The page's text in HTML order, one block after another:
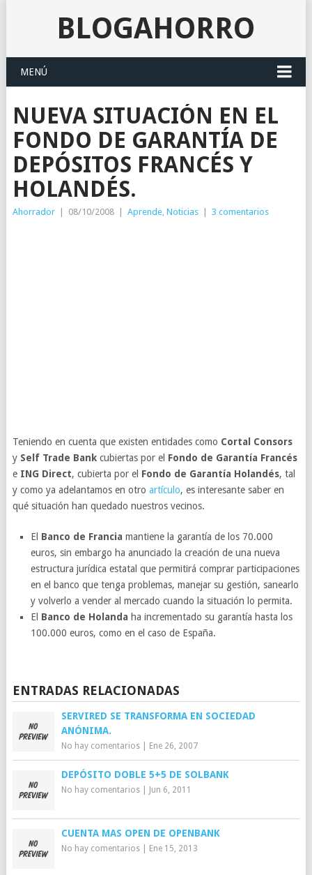
BLOGAHORRO
MENÚ
NUEVA SITUACIÓN EN EL
FONDO DE GARANTÍA DE
DEPÓSITOS FRANCÉS Y
HOLANDÉS.
Ahorrador 08/10/2008 Aprende, Noticias 3 comentarios
Teniendo en cuenta que existen entidades como Cortal Consors
y Self Trade Bankcubiertas por el Fondo de Garantía Francés
e ING Direct, cubierta por el Fondo de Garantía Holandés, tal
y como ya adelantamos en otro artículo, es interesante saber en
qué situación han quedado nuestros vecinos.
El Banco de Francia mantiene la garantía de los 70.000
euros, sin embargo ha anunciado la creación de una nueva
estructura jurídica estatal que permitirá comprar participaciones
en el banco que tenga problemas, manejar su gestión, sanearlo
y volverlo a vender al mercado cuando la situación lo permita.
El Banco de Holanda ha incrementado su garantía hasta los
100.000 euros, como en el caso de España.
ENTRADAS RELACIONADAS
SERVIRED SE TRANSFORMA EN SOCIEDAD
ANÓNIMA.
No hay comentarios| Ene 26, 2007
DEPÓSITO DOBLE 5+5 DE SOLBANK
No hay comentarios| Jun 6, 2011
CUENTA MAS OPEN DE OPENBANK
No hay comentarios| Ene 15, 2013